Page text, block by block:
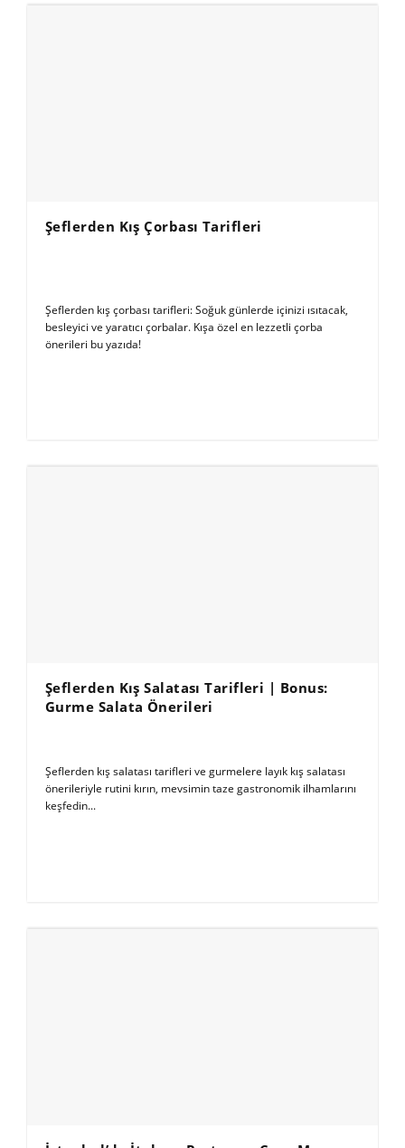
Şeflerden Kış Çorbası Tarifleri
Şeflerden kış çorbası tarifleri: Soğuk günlerde içinizi ısıtacak,
besleyici ve yaratıcı çorbalar. Kışa özel en lezzetli çorba
önerileri bu yazıda!
Şeflerden Kış Salatası Tarifleri | Bonus:
Gurme Salata Önerileri
Şeflerden kış salatası tarifleri ve gurmelere layık kış salatası
önerileriyle rutini kırın, mevsimin taze gastronomik ilhamlarını
keşfedin...